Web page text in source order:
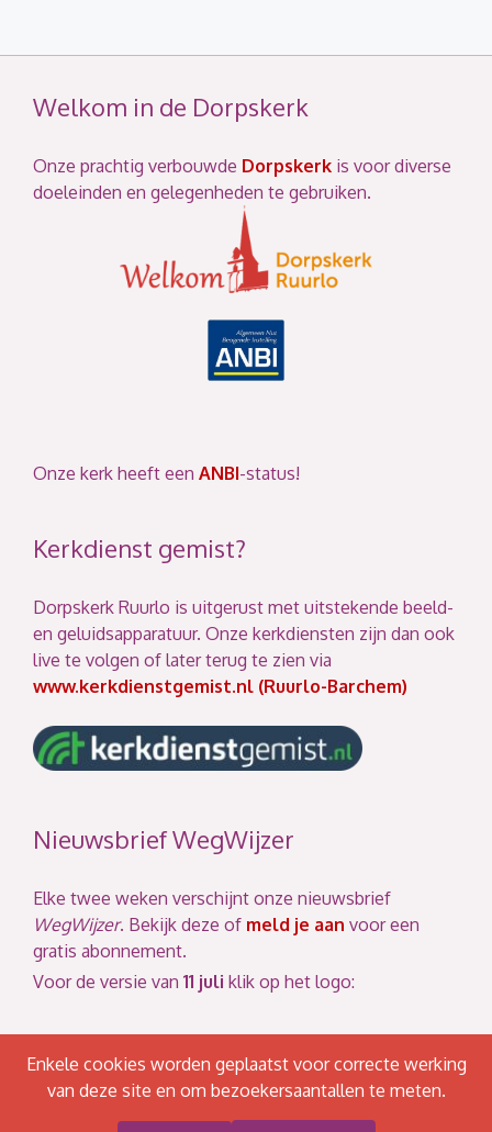
Welkom in de Dorpskerk
Onze prachtig verbouwde Dorpskerk is voor diverse
doeleinden en gelegenheden te gebruiken.
Onze kerk heeft een ANBI-status!
Kerkdienst gemist?
Dorpskerk Ruurlo is uitgerust met uitstekende beeld-
en geluidsapparatuur. Onze kerkdiensten zijn dan ook
live te volgen of later terug te zien via
www.kerkdienstgemist.nl (Ruurlo-Barchem)
Nieuwsbrief WegWijzer
Elke twee weken verschijnt onze nieuwsbrief
WegWijzer. Bekijk deze of meld je aan voor een
gratis abonnement.
Voor de versie van 11 juli klik op het logo:
Enkele cookies worden geplaatst voor correcte werking
van deze site en om bezoekersaantallen te meten.